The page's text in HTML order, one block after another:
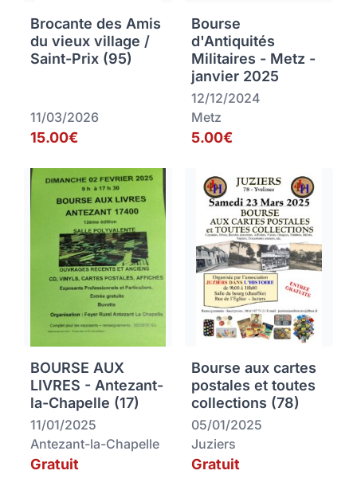
Brocante des Amis
du vieux village /
Saint-Prix (95)
11/03/2026
15.00€
Bourse
d'Antiquités
Militaires - Metz -
janvier 2025
12/12/2024
Metz
5.00€
BOURSE AUX
LIVRES - Antezant-
la-Chapelle (17)
11/01/2025
Antezant-la-Chapelle
Gratuit
Bourse aux cartes
postales et toutes
collections (78)
05/01/2025
Juziers
Gratuit